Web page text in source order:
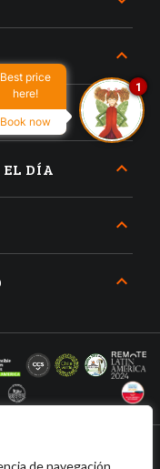
de navegación,
EL DÍA
Best price
here!
Book now
1